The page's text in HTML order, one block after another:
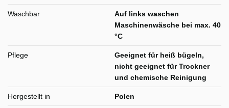
Waschbar
Auf links waschen
Maschinenwäsche bei max. 40
°C
Pflege
Geeignet für heiß bügeln,
nicht geeignet für Trockner
und chemische Reinigung
Hergestellt in Polen